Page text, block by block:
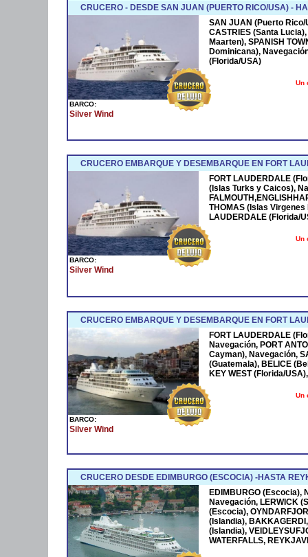
CRUCERO - DESDE SAN JUAN (PUERTO RICO/USA) -
BARCO:
Silver Wind
SAN JUAN (Puerto Rico/
CASTRIES (Santa
Maarten), SPANISH
Dominicana),
(Florida/USA)
Un
CRUCERO EMBARQUE Y DESEMBARQUE EN FORT
BARCO:
Silver Wind
FORT LAUDERDALE
(Islas Turks y Caicos),
THOMAS (Islas
LAUDERDALE (Florida/
Un
CRUCERO EMBARQUE Y DESEMBARQUE EN FORT
BARCO:
Silver Wind
FORT LAUDERDALE
Navegación, PORT
Cayman), Navegación,
(Guatemala), BELICE
KEY WEST (Florida/
Un
CRUCERO DESDE EDIMBURGO (ESCOCIA) -HASTA
EDIMBURGO (Escocia),
Navegación, LERWICK
(Escocia),
(Islandia),
(Islandia),
WATERFALLS,